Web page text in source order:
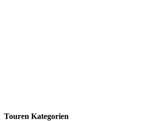
Touren Kategorien